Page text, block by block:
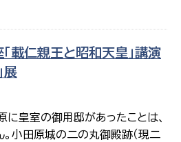
載仁親王と昭和天皇」講演
展
皇室の御用邸があったことは、
小田原城の二の丸御殿跡（現二